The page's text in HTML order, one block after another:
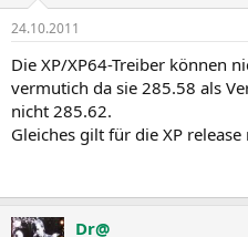
e
:
24.10.2011
Die XP/XP64-Treiber können
vermutich da sie 285.58 als
nicht 285.62.
Gleiches gilt für die XP release
Dr@